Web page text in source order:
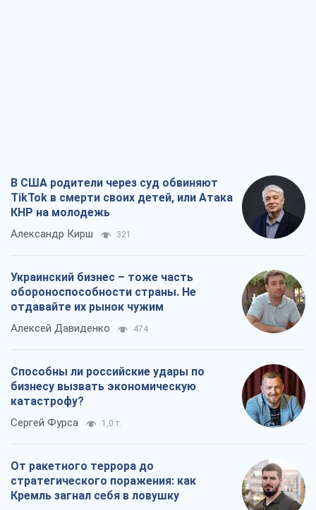
В США родители через суд обвиняют
TikTok в смерти своих детей, или Атака
КНР на молодежь
Александр Кирш 321
Украинский бизнес – тоже часть
обороноспособности страны. Не
отдавайте их рынок чужим
Алексей Давиденко 474
Способны ли российские удары по
бизнесу вызвать экономическую
катастрофу?
Сергей Фурса 1,0 т.
От ракетного террора до
стратегического поражения: как
Кремль загнал себя в ловушку